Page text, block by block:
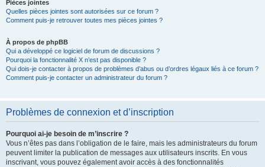
Pièces jointes
Quelles pièces jointes sont autorisées sur ce forum ?
Comment puis-je retrouver toutes mes pièces jointes ?
À propos de phpBB
Qui a développé ce logiciel de forum de discussions ?
Pourquoi la fonctionnalité X n’est pas disponible ?
Qui dois-je contacter à propos de problèmes d’abus ou d’ordres légaux liés à ce forum ?
Comment puis-je contacter un administrateur du forum ?
Problèmes de connexion et d’inscription
Pourquoi ai-je besoin de m’inscrire ?
Vous n’êtes pas dans l’obligation de le faire, mais les administrateurs du forum
peuvent limiter la publication de messages aux utilisateurs inscrits. En vous
inscrivant, vous pouvez également avoir accès à des fonctionnalités